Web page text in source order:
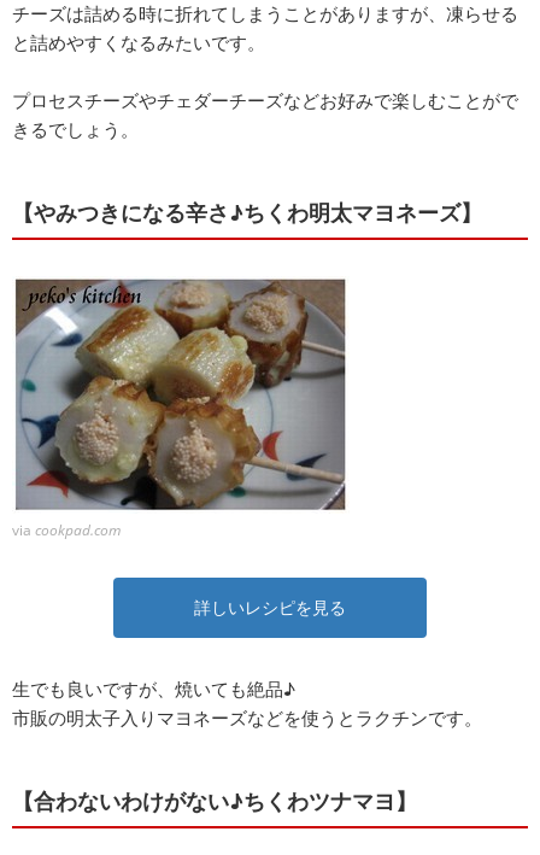
チーズは詰める時に折れてしまうことがありますが、凍らせる
と詰めやすくなるみたいです。
プロセスチーズやチェダーチーズなどお好みで楽しむことがで
きるでしょう。
【やみつきになる辛さ♪ちくわ明太マヨネーズ】
via cookpad.com
詳しいレシピを見る
生でも良いですが、焼いても絶品♪
市販の明太子入りマヨネーズなどを使うとラクチンです。
【合わないわけがない♪ちくわツナマヨ】